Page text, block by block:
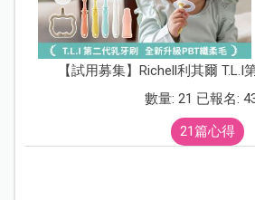
【試用募集】Richell利其爾 T.L.I
數量: 21 已報名:
21篇心得